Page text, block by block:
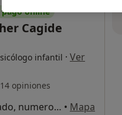
pago online
Cagide
infantil · Ver
14 opiniones
Rúa xeneral Gutierrez mellado, numero 11, 2º izq, Pontevedra • Mapa